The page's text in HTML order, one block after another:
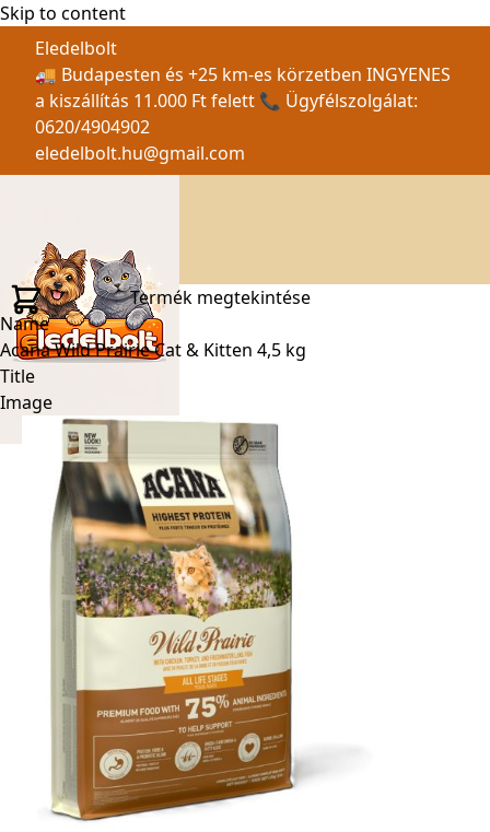
Skip to content
Eledelbolt
🚚 Budapesten és +25 km-es körzetben INGYENES
a kiszállítás 11.000 Ft felett 📞 Ügyfélszolgálat:
0620/4904902
eledelbolt.hu@gmail.com
Termék megtekintése
Name
Acana Wild Prairie Cat & Kitten 4,5 kg
Title
Image